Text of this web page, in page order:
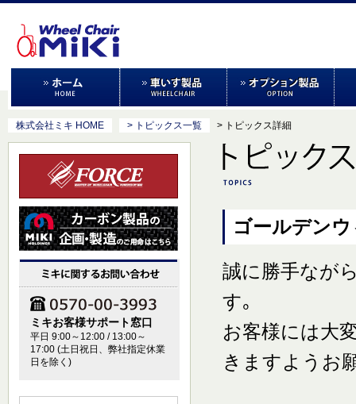
株式会社ミキ HOME > トピックス一覧 > トピックス詳細
ゴールデン
誠に勝手なが
す｡
お客様には大
きますようお
ミキお客様サポート窓口
平日 9:00～12:00 / 13:00～
17:00 (土日祝日、弊社指定休業
日を除く)